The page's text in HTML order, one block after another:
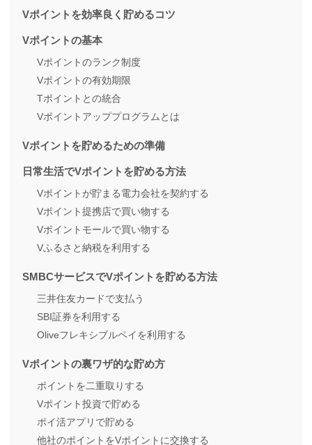
Vポイントを効率良く貯めるコツ
Vポイントの基本
Vポイントのランク制度
Vポイントの有効期限
Tポイントとの統合
Vポイントアッププログラムとは
Vポイントを貯めるための準備
日常生活でVポイントを貯める方法
Vポイントが貯まる電力会社を契約する
Vポイント提携店で買い物する
Vポイントモールで買い物する
Vふるさと納税を利用する
SMBCサービスでVポイントを貯める方法
三井住友カードで支払う
SBI証券を利用する
Oliveフレキシブルペイを利用する
Vポイントの裏ワザ的な貯め方
ポイントを二重取りする
Vポイント投資で貯める
ポイ活アプリで貯める
他社のポイントをVポイントに交換する